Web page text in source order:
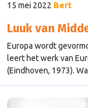
15 mei 2022 Bert
Luuk van
Europa wordt
leert het werk van
(Eindhoven, 1973).
zij geconfronteerd
in gesprek met Van